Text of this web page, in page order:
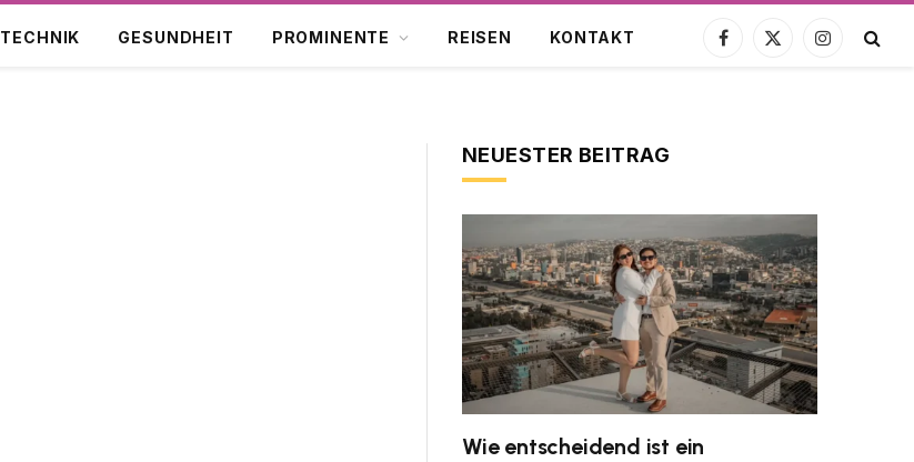
TECHNIK GESUNDHEIT PROMINENTE REISEN KONTAKT
Facebook
X
Instagram
NEUESTER BEITRAG
Wie entscheidend ist ein